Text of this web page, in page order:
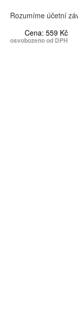
Rozumíme účetní
Cena: 559 Kč
osvobozeno od DPH